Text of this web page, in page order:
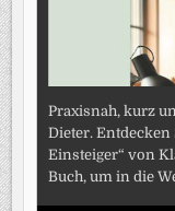
Praxisnah, kurz
Dieter.
Einsteiger“ von
Buch, um in die